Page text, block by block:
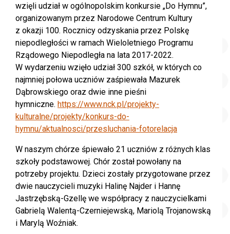
wzięli udział w ogólnopolskim konkursie „Do Hymnu”,
organizowanym przez Narodowe Centrum Kultury
z okazji 100. Rocznicy odzyskania przez Polskę
niepodległości w ramach Wieloletniego Programu
Rządowego Niepodległa na lata 2017-2022.
W wydarzeniu wzięło udział 300 szkół, w których co
najmniej połowa uczniów zaśpiewała Mazurek
Dąbrowskiego oraz dwie inne pieśni
hymniczne. https://www.nck.pl/projekty-
kulturalne/projekty/konkurs-do-
hymnu/aktualnosci/przesluchania-fotorelacja
W naszym chórze śpiewało 21 uczniów z różnych klas
szkoły podstawowej. Chór został powołany na
potrzeby projektu. Dzieci zostały przygotowane przez
dwie nauczycieli muzyki Halinę Najder i Hannę
Jastrzębską-Gzellę we współpracy z nauczycielkami
Gabrielą Walentą-Czerniejewską, Mariolą Trojanowską
i Marylą Woźniak.